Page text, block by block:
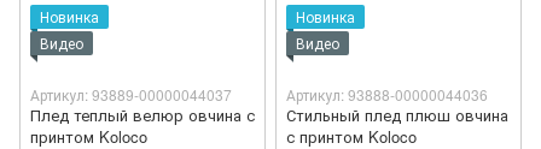
Новинка
Видео
Артикул: 93889-00000044037
Плед теплый велюр овчина с
принтом Koloco
Новинка
Видео
Артикул: 93888-00000044036
Стильный плед плюш овчина
с принтом Koloco